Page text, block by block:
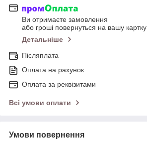
Ви отримаєте замовлення
або гроші повернуться на вашу картку
Детальніше
Післяплата
Оплата на рахунок
Оплата за реквізитами
Всі умови оплати
Умови повернення